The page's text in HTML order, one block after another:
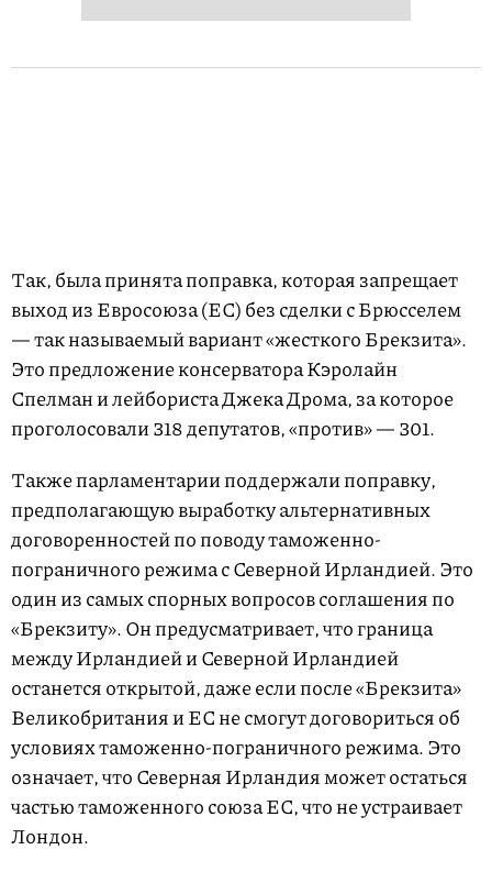
Так, была принята поправка, которая запрещает
выход из Евросоюза (ЕС) без сделки с Брюсселем
— так называемый вариант «жесткого Брекзита».
Это предложение консерватора Кэролайн
Спелман и лейбориста Джека Дрома, за которое
проголосовали 318 депутатов, «против» — 301.
Также парламентарии поддержали поправку,
предполагающую выработку альтернативных
договоренностей по поводу таможенно-
пограничного режима с Северной Ирландией. Это
один из самых спорных вопросов соглашения по
«Брекзиту». Он предусматривает, что граница
между Ирландией и Северной Ирландией
останется открытой, даже если после «Брекзита»
Великобритания и ЕС не смогут договориться об
условиях таможенно-пограничного режима. Это
означает, что Северная Ирландия может остаться
частью таможенного союза ЕС, что не устраивает
Лондон.